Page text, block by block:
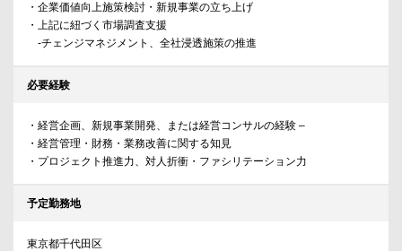
・企業価値向上施策検討・新規事業の立ち上げ
・上記に紐づく市場調査支援
-チェンジマネジメント、全社浸透施策の推進
必要経験
・経営企画、新規事業開発、または経営コンサルの経験 –
・経営管理・財務・業務改善に関する知見
・プロジェクト推進力、対人折衝・ファシリテーション力
予定勤務地
東京都千代田区